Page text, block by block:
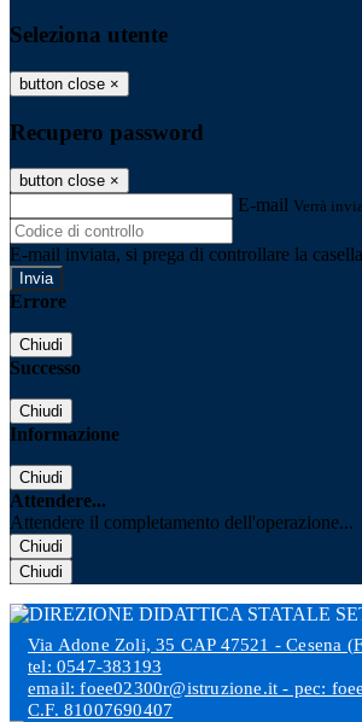
Seleziona utente
button close ×
Recupero password
button close ×
E-mail Verrà
E-mail inviata, si prega di controllare la
Errore
Chiudi
Successo
Chiudi
Informazione
Chiudi
Attendere...
Attendere il completamento dell'operazione...
Chiudi
Chiudi
Via Adone Zoli, 35 CAP 47521 - Cesena
tel: 0547-383193
email: foee02300r@istruzione.it - pec:
C.F. 81007690407